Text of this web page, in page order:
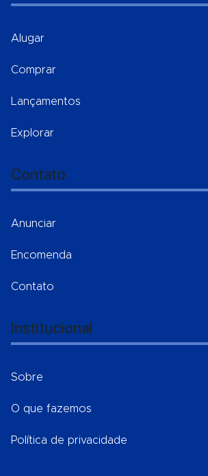
Alugar
Comprar
Lançamentos
Explorar
Institucional
Sobre
O que fazemos
Política de privacidade
Contato
Anunciar
Encomenda
Contato